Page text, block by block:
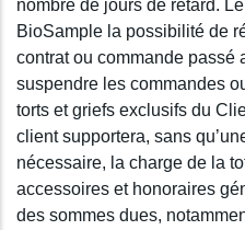
nombre de jours de retard.
BioSample la possibilité de
contrat ou commande passé
suspendre les commandes
torts et griefs exclusifs du
client supportera, sans
nécessaire, la charge de la
accessoires et honoraires
des sommes dues,